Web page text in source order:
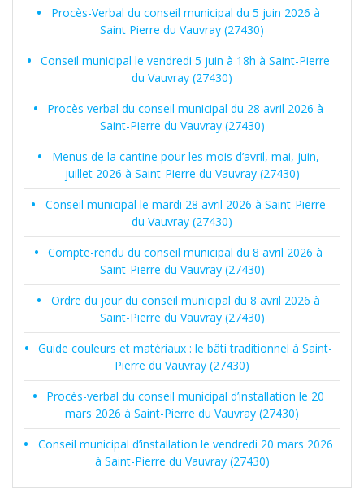
Procès-Verbal du conseil municipal du 5 juin 2026 à
Saint Pierre du Vauvray (27430)
Conseil municipal le vendredi 5 juin à 18h à Saint-Pierre
du Vauvray (27430)
Procès verbal du conseil municipal du 28 avril 2026 à
Saint-Pierre du Vauvray (27430)
Menus de la cantine pour les mois d’avril, mai, juin,
juillet 2026 à Saint-Pierre du Vauvray (27430)
Conseil municipal le mardi 28 avril 2026 à Saint-Pierre
du Vauvray (27430)
Compte-rendu du conseil municipal du 8 avril 2026 à
Saint-Pierre du Vauvray (27430)
Ordre du jour du conseil municipal du 8 avril 2026 à
Saint-Pierre du Vauvray (27430)
Guide couleurs et matériaux : le bâti traditionnel à Saint-
Pierre du Vauvray (27430)
Procès-verbal du conseil municipal d’installation le 20
mars 2026 à Saint-Pierre du Vauvray (27430)
Conseil municipal d’installation le vendredi 20 mars 2026
à Saint-Pierre du Vauvray (27430)